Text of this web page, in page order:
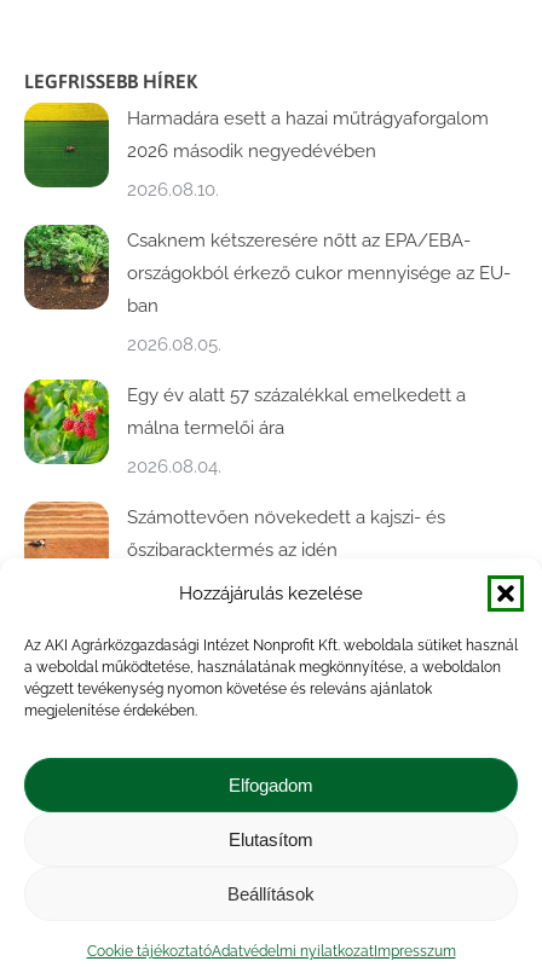
Hozzájárulás kezelése
Az AKI Agrárközgazdasági Intézet Nonprofit Kft. weboldala sütiket használ
a weboldal működtetése, használatának megkönnyítése, a weboldalon
végzett tevékenység nyomon követése és releváns ajánlatok
megjelenítése érdekében.
Elfogadom
Elutasítom
Beállítások
Cookie tájékoztatóAdatvédelmi nyilatkozatImpresszum
LEGFRISSEBB HÍREK
Harmadára esett a hazai műtrágyaforgalom
2026 második negyedévében
2026.08.10.
Csaknem kétszeresére nőtt az EPA/EBA-
országokból érkező cukor mennyisége az EU-
ban
2026.08.05.
Egy év alatt 57 százalékkal emelkedett a
málna termelői ára
2026.08.04.
Számottevően növekedett a kajszi- és
őszibaracktermés az idén
2026.07.31.
Jelentősen erősödött a hazai élőbárány-export
az év első öt hónapjában
2026.07.28.
Közel ötödével bővült a baromfivágás
Magyarországon
Közérdekű adatok
| Adatvédelmi nyilatkozat |